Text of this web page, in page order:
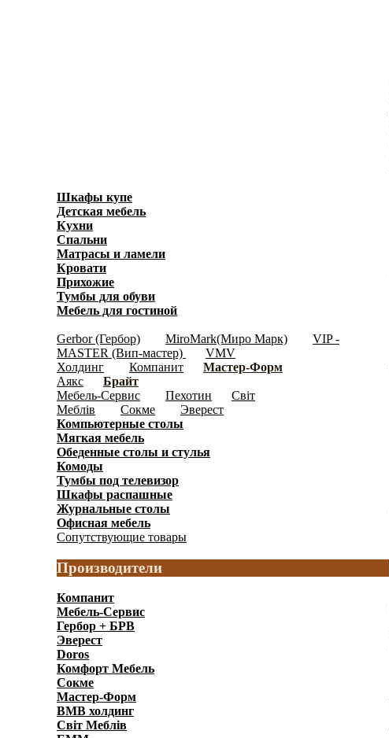
Шкафы купе
Детская мебель
Кухни
Спальни
Матрасы и ламели
Кровати
Прихожие
Тумбы для обуви
Мебель для гостиной
Gerbor (Гербор) MiroMark(Миро Марк)
VIP -
MASTER (Вип-мастер)
VMV
Холдинг
Компанит Мастер-Форм
Аякс Брайт
Мебель-Сервис Пехотин
Світ
Меблів
Сокме Эверест
Компьютерные столы
Мягкая мебель
Обеденные cтолы и стулья
Комоды
Тумбы под телевизор
Шкафы распашные
Журнальные столы
Офисная мебель
Сопутствующие товары
Производители
Компанит
Мебель-Сервис
Гербор + БРВ
Эверест
Doros
Комфорт Мебель
Сокме
Мастер-Форм
ВМВ холдинг
Світ Меблів